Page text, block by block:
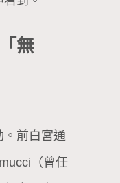
無
。前白宮通
（曾任